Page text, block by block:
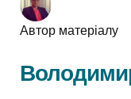
Автор матеріалу